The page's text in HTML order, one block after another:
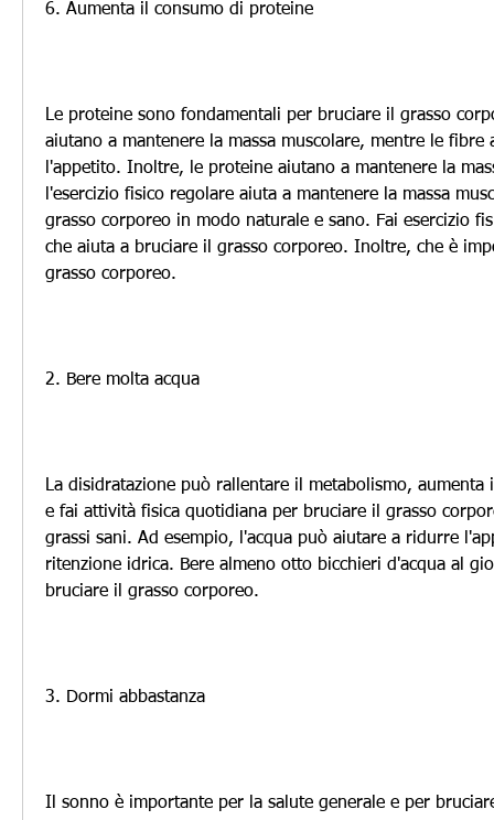
6. Aumenta il consumo di proteine
Le proteine sono fondamentali per bruciare il grasso
aiutano a mantenere la massa muscolare, mentre le fibre
l'appetito. Inoltre, le proteine aiutano a mantenere la
l'esercizio fisico regolare aiuta a mantenere la massa
grasso corporeo in modo naturale e sano. Fai esercizio
che aiuta a bruciare il grasso corporeo. Inoltre, che è
grasso corporeo.
2. Bere molta acqua
La disidratazione può rallentare il metabolismo, aumenta
e fai attività fisica quotidiana per bruciare il grasso
grassi sani. Ad esempio, l'acqua può aiutare a ridurre
ritenzione idrica. Bere almeno otto bicchieri d'acqua al
bruciare il grasso corporeo.
3. Dormi abbastanza
Il sonno è importante per la salute generale e per